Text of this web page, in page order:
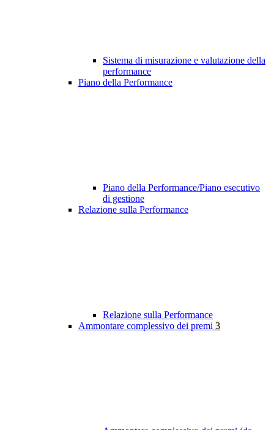
Sistema di misurazione e valutazione della
performance
Piano della Performance
Piano della Performance/Piano esecutivo
di gestione
Relazione sulla Performance
Relazione sulla Performance
Ammontare complessivo dei premi 3